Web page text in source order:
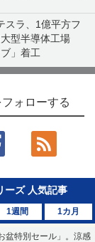
スラ、1億平方フ
型半導体工場
ブ」着工
フォローする
ーズ 人気記事
1週間 1カ月
盆特別セール」。涼感